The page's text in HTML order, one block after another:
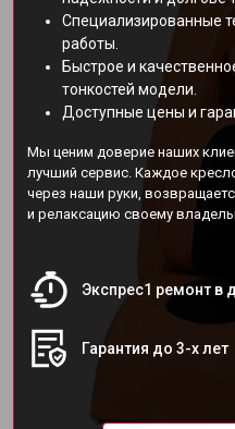
Специализированные
работы.
Быстрое и
тонкостей модели.
Доступные цены и
Мы ценим доверие наших
лучший сервис. Каждое
через наши руки,
и релаксацию своему
Экспрес1 ремонт в
Гарантия до 3-х лет